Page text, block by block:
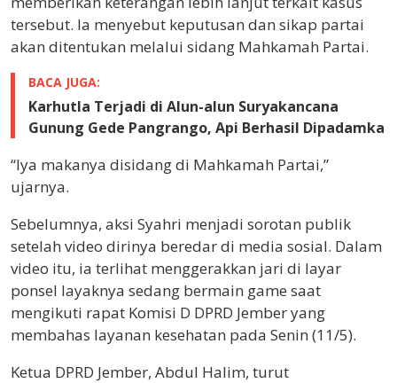
tersebut. Ia menyebut keputusan dan sikap partai
akan ditentukan melalui sidang Mahkamah Partai.
BACA JUGA:
Karhutla Terjadi di Alun-alun Suryakancana
Gunung Gede Pangrango, Api Berhasil Dipadamka
“Iya makanya disidang di Mahkamah Partai,”
ujarnya.
Sebelumnya, aksi Syahri menjadi sorotan publik
setelah video dirinya beredar di media sosial. Dalam
video itu, ia terlihat menggerakkan jari di layar
ponsel layaknya sedang bermain game saat
mengikuti rapat Komisi D DPRD Jember yang
membahas layanan kesehatan pada Senin (11/5).
Ketua DPRD Jember, Abdul Halim, turut